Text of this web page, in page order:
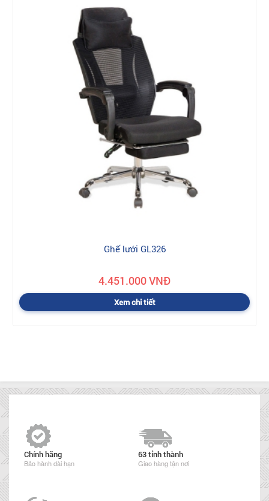
Ghế lưới GL326
4.451.000 VNĐ
Xem chi tiết
Chính hãng
Bảo hành dài hạn
63 tỉnh thành
Giao hàng tận nơi